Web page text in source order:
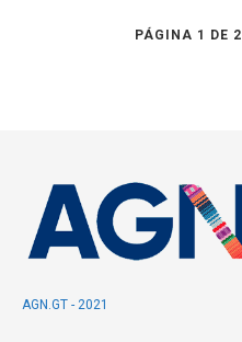
PÁGINA 1 DE 2
AGN.GT - 2021